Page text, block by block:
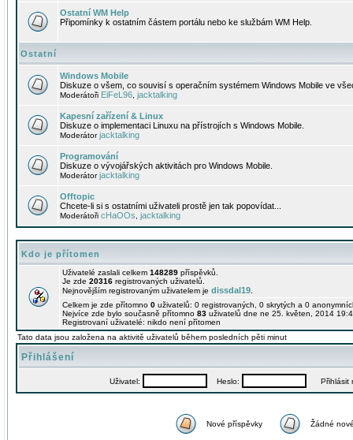
Ostatní WM Help
Připomínky k ostatním částem portálu nebo ke službám WM Help.
Ostatní
Windows Mobile
Diskuze o všem, co souvisí s operačním systémem Windows Mobile ve
Moderátoři EiFeL96 jacktalking
Kapesní zařízení & Linux
Diskuze o implementaci Linuxu na přístrojích s Windows Mobile.
Moderátorjacktalking
Programování
Diskuze o vývojářských aktivitách pro Windows Mobile.
Moderátorjacktalking
Offtopic
Chcete-li si s ostatními uživateli prostě jen tak popovídat...
Moderátoři cHaOOs jacktalking
Kdo je přítomen
Uživatelé zaslali celkem 148289 příspěvků.
Je zde 20316 registrovaných uživatelů.
Nejnovějším registrovaným uživatelem je dissdal19
Celkem je zde přítomno 0 uživatelů: 0 registrovaných, 0 skrytých a 0
Nejvíce zde bylo současně přítomno 83 uživatelů dne ne 25. květen, 2014
Registrovaní uživatelé: nikdo není přítomen
Tato data jsou založena na aktivitě uživatelů během posledních pěti minut
Přihlášení
Uživatel: Heslo: Přihlásit
Nové příspěvky Žádné